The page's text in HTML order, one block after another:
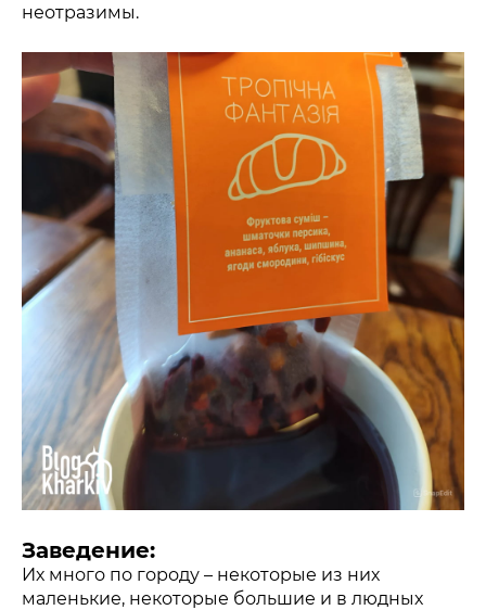
неотразимы.
Заведение:
Их много по городу – некоторые из них
маленькие, некоторые большие и в людных